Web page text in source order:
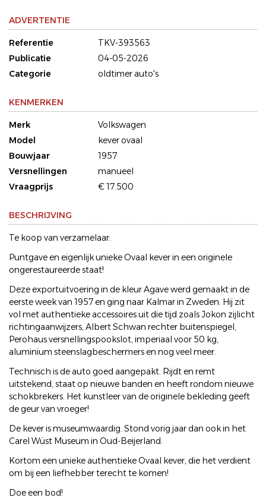
ADVERTENTIE
Referentie
TKV-393563
Publicatie
04-05-2026
Categorie
oldtimer auto's
KENMERKEN
Merk
Volkswagen
Model
kever ovaal
Bouwjaar
1957
Versnellingen
manueel
Vraagprijs
€ 17.500
BESCHRIJVING
Te koop van verzamelaar:
Puntgave en eigenlijk unieke Ovaal kever in een originele
ongerestaureerde staat!
Deze exportuitvoering in de kleur Agave werd gemaakt in de
eerste week van 1957 en ging naar Kalmar in Zweden. Hij zit
vol met authentieke accessoires uit die tijd zoals Jokon zijlicht
richtingaanwijzers, Albert Schwan rechter buitenspiegel,
Perohaus versnellingspookslot, imperiaal voor 50 kg,
aluminium steenslagbeschermers en nog veel meer.
Technisch is de auto goed aangepakt. Rijdt en remt
uitstekend, staat op nieuwe banden en heeft rondom nieuwe
schokbrekers. Het kunstleer van de originele bekleding geeft
de geur van vroeger!
De kever is museumwaardig. Stond vorig jaar dan ook in het
Carel Wüst Museum in Oud-Beijerland.
Kortom een unieke authentieke Ovaal kever, die het verdient
om bij een liefhebber terecht te komen!
Doe een bod!